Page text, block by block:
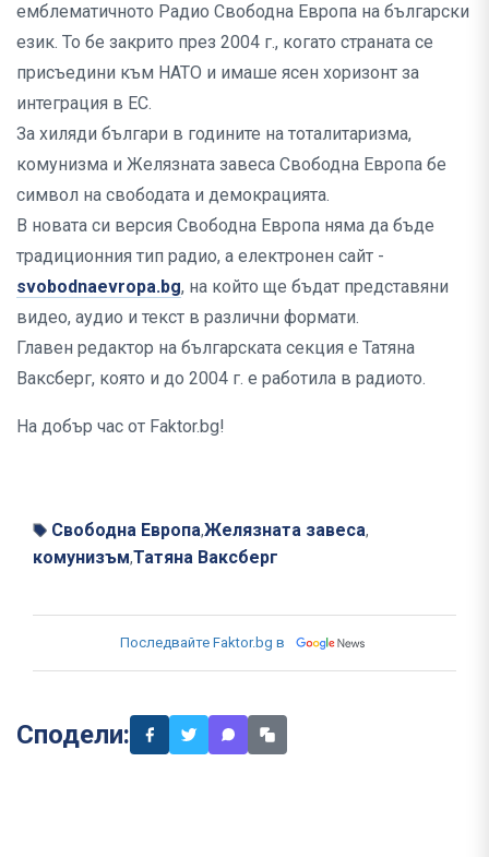
емблематичното Радио Свободна Европа на български
език. То бе закрито през 2004 г., когато страната се
присъедини към НАТО и имаше ясен хоризонт за
интеграция в ЕС.
За хиляди българи в годините на тоталитаризма,
комунизма и Желязната завеса Свободна Европа бе
символ на свободата и демокрацията.
В новата си версия Свободна Европа няма да бъде
традиционния тип радио, а електронен сайт -
svobodnaevropa.bg, на който ще бъдат представяни
видео, аудио и текст в различни формати.
Главен редактор на българската секция е Татяна
Ваксберг, която и до 2004 г. е работила в радиото.
На добър час от Faktor.bg!
Свободна Европа,Желязната завеса,
комунизъм,Татяна Ваксберг
Последвайте Faktor.bg в
Сподели: